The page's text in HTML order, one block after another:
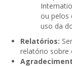
ou pelos
uso da
Relatórios:
relatório sobre